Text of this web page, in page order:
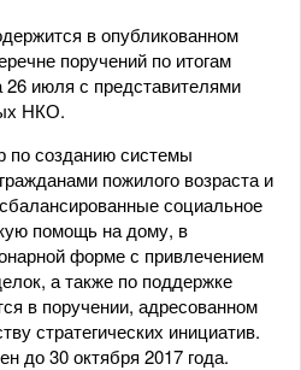
в опубликованном
поручений по итогам
26 июля с представителями
НКО.
по созданию системы
пожилого возраста и
социальное
помощь на дому, в
форме с привлечением
а также по поддержке
в поручении, адресованном
стратегических инициатив.
до 30 октября 2017 года.